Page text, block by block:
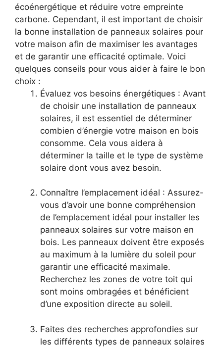
‍écoénergétique et réduire votre empreinte
carbone. Cependant, il ‍est important de ⁤choisir
la bonne installation de⁣ panneaux solaires pour
votre maison afin de maximiser ​les avantages
et de ⁤garantir une⁢ efficacité optimale. Voici
quelques conseils pour vous aider à faire le bon
choix :
Évaluez vos besoins énergétiques : Avant
de choisir ⁤une​ installation de panneaux
solaires, il est essentiel de déterminer
combien d’énergie votre ‌maison en bois
consomme. Cela vous aidera à
déterminer la taille et le type de système‍
solaire dont vous avez besoin.
Connaître l’emplacement idéal : Assurez-
vous d’avoir une bonne compréhension⁤
de l’emplacement idéal‌ pour installer‌ les
panneaux solaires sur votre maison en
bois. Les panneaux doivent être exposés
au maximum à⁣ la lumière du soleil pour
garantir une efficacité maximale.
Recherchez les zones de votre toit qui
sont moins‍ ombragées et bénéficient
d’une exposition directe au soleil.
Faites des recherches approfondies sur⁢
les différents types‍ de panneaux solaires